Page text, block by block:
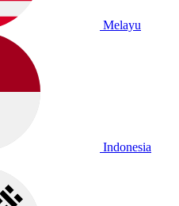
Melayu
Indonesia